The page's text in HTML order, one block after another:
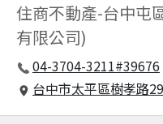
住商不動產-台中屯
有限公司)
04-3704-3211#39676
台中市太平區樹孝路